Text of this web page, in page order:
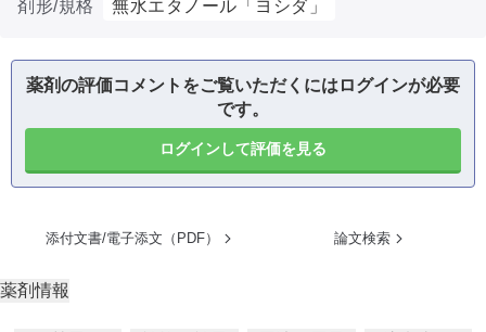
剤形/規格
無水エタノール「ヨシダ」
薬剤の評価コメントをご覧いただくにはログインが必要
です。
ログインして評価を見る
添付文書/電子添文（PDF） 論文検索
薬剤情報